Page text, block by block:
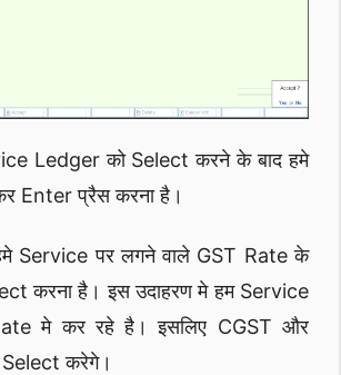
Ledger को Select करने के बाद हमे
Enter प्रैस करना है।
Service पर लगने वाले GST Rate के
करना है। इस उदाहरण मे हम Service
मे कर रहे है। इसलिए CGST और
करेगे।